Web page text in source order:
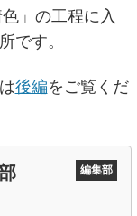
」の工程に入
です。
後編をご覧くだ
編集部